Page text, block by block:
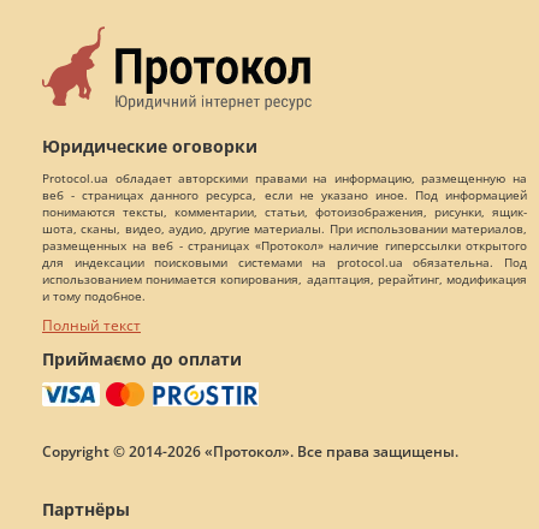
Юридические оговорки
Protocol.ua обладает авторскими правами на информацию, размещенную на
веб - страницах данного ресурса, если не указано иное. Под информацией
понимаются тексты, комментарии, статьи, фотоизображения, рисунки, ящик-
шота, сканы, видео, аудио, другие материалы. При использовании материалов,
размещенных на веб - страницах «Протокол» наличие гиперссылки открытого
для индексации поисковыми системами на protocol.ua обязательна. Под
использованием понимается копирования, адаптация, рерайтинг, модификация
и тому подобное.
Полный текст
Приймаємо до оплати
Copyright © 2014-2026 «Протокол». Все права защищены.
Партнёры